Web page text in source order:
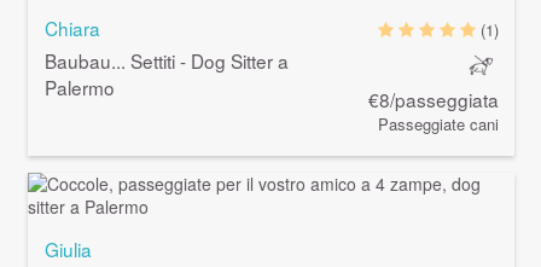
Chiara
Baubau... Settiti - Dog Sitter a
Palermo
(1)
€8/passeggiata
Passeggiate cani
Giulia